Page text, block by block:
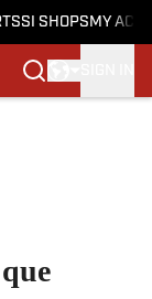
SI SHOPS MY